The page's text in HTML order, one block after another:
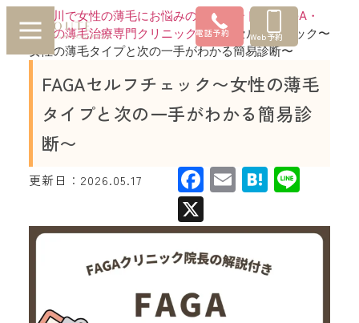
電話予約 Web予約
神奈川で女性の薄毛にお悩みの方はルートへ |FAGA・
女性の薄毛治療専門クリニック»FAGAセルフチェック〜
女性の薄毛タイプと次の一手がわかる簡易診断〜
FAGAセルフチェック〜女性の薄毛
タイプと次の一手がわかる簡易診
断〜
更新日： 2026.05.17 Facebook
EmailHatena